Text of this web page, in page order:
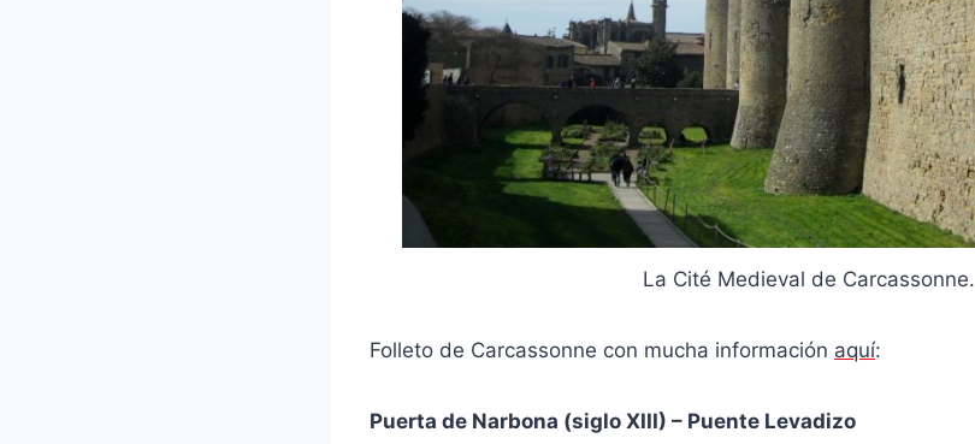
La Cité Medieval de Carcassonne.
Folleto de Carcassonne con mucha información aquí:
Puerta de Narbona (siglo XIII) – Puente Levadizo